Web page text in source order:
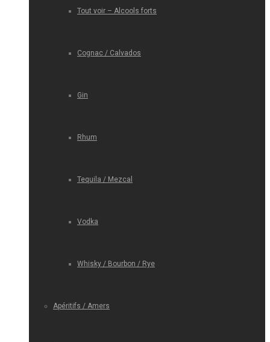
Tout voir – Alcools forts
Cognac / Calvados
Gin
Rhum
Tequila / Mezcal
Vodka
Whisky / Bourbon / Rye
Apéritifs / Amers